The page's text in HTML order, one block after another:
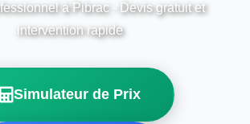
à Pibrac - Devis gratuit et
intervention rapide
Simulateur de Prix